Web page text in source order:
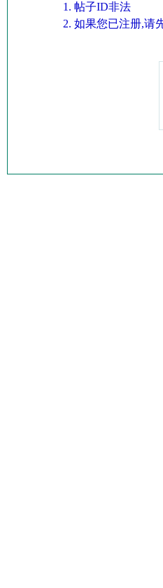
帖子ID非法
如果您已注册,请